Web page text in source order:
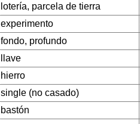
lotería, parcela de tierra
experimento
fondo, profundo
llave
hierro
single (no casado)
bastón